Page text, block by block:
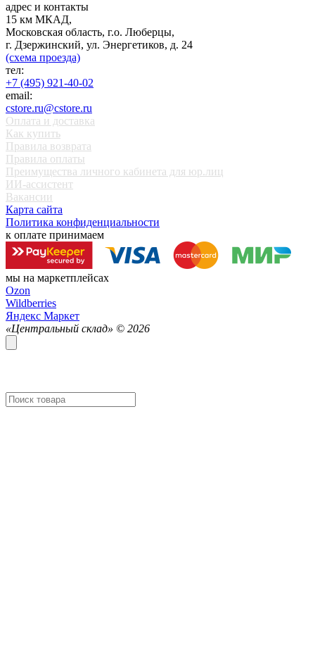
адрес и контакты
15 км МКАД,
Московская область, г.о. Люберцы,
г. Дзержинский, ул. Энергетиков, д. 24
(схема проезда)
тел:
+7 (495) 921-40-02
email:
cstore.ru@cstore.ru
Оплата и доставка
Как купить
Правила возврата
Правила оплаты
Преимущества личного кабинета для юр.лиц
ИИ-ассистент
Вакансии
Карта сайта
Политика конфиденциальности
к оплате принимаем
мы на маркетплейсах
Ozon
Wildberries
Яндекс Маркет
«Центральный склад» © 2026